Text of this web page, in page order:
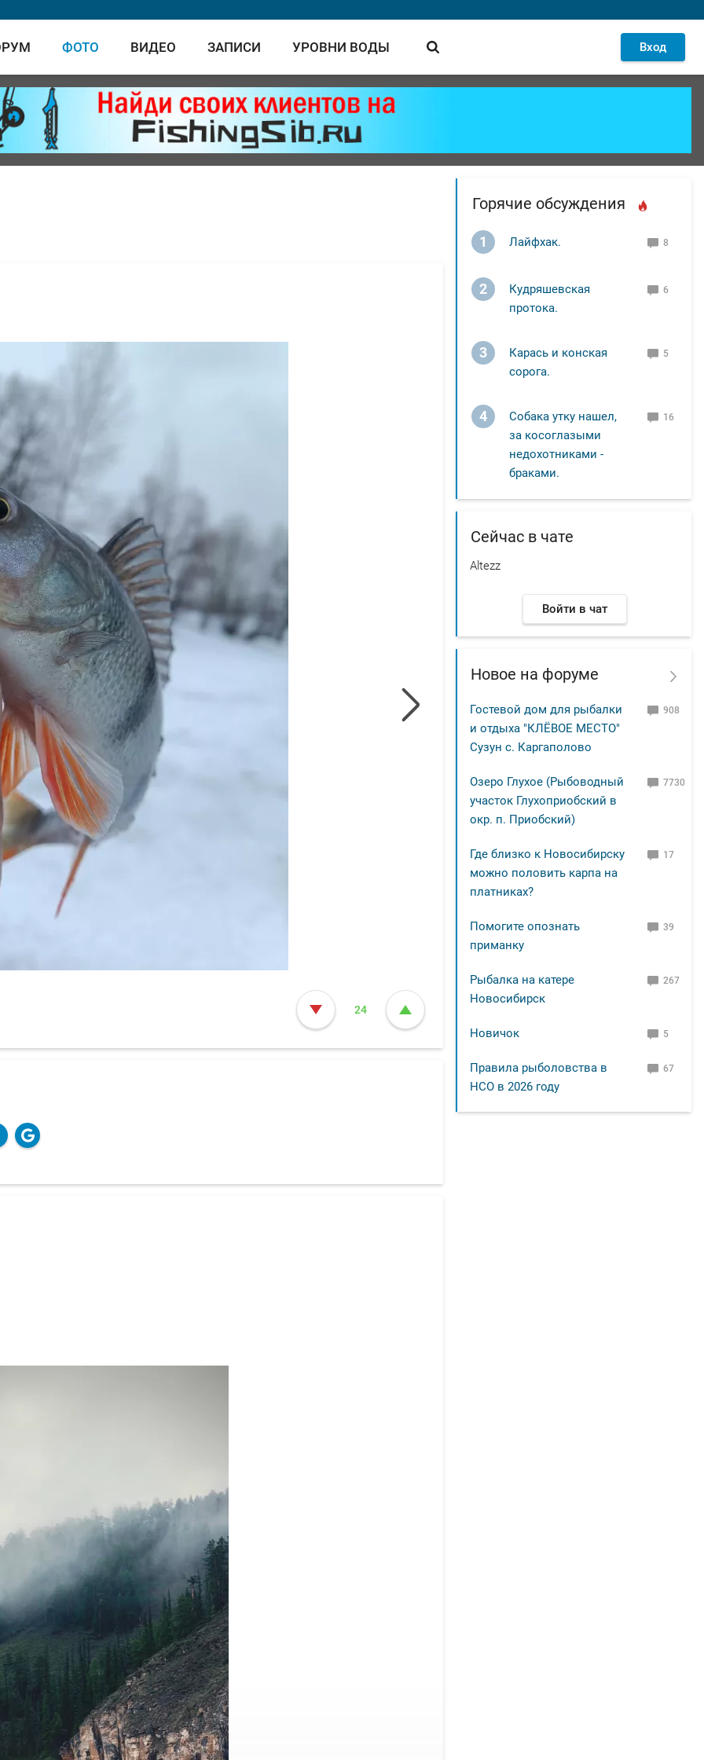
ФОТО ВИДЕО ЗАПИСИ УРОВНИ ВОДЫ Вход
24
Горячие обсуждения
1 Лайфхак. 8
2
Кудряшевская
протока.
6
3
Карась и конская
сорога.
5
4
Собака утку нашел,
за косоглазыми
недохотниками -
браками.
16
Сейчас в чате
Altezz
Войти в чат
Новое на форуме
Гостевой дом для рыбалки
и отдыха "КЛЁВОЕ МЕСТО"
Сузун с. Каргаполово
908
Озеро Глухое (Рыбоводный
участок Глухоприобский в
окр. п. Приобский)
7730
Где близко к Новосибирску
можно половить карпа на
платниках?
17
Помогите опознать
приманку
39
Рыбалка на катере
Новосибирск
267
Новичок 5
Правила рыболовства в
НСО в 2026 году
67